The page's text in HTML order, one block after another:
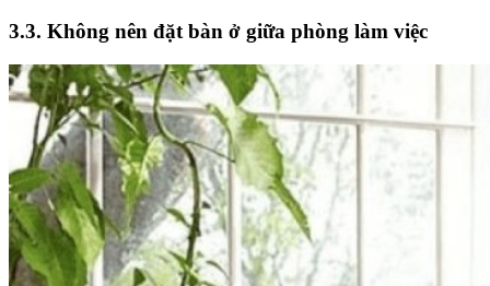
3.3. Không nên đặt bàn ở giữa phòng làm việc